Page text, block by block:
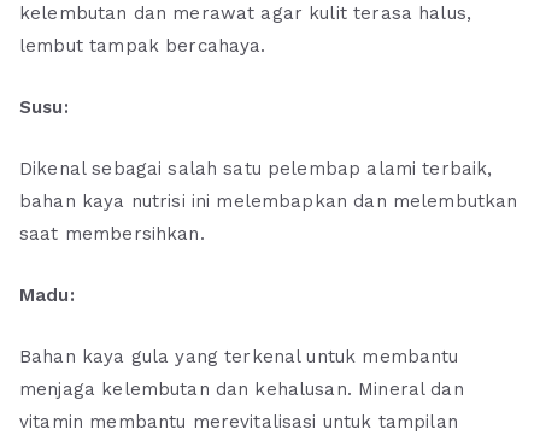
kelembutan dan merawat agar kulit terasa halus,
lembut tampak bercahaya.
Susu:
Dikenal sebagai salah satu pelembap alami terbaik,
bahan kaya nutrisi ini melembapkan dan melembutkan
saat membersihkan.
Madu:
Bahan kaya gula yang terkenal untuk membantu
menjaga kelembutan dan kehalusan. Mineral dan
vitamin membantu merevitalisasi untuk tampilan